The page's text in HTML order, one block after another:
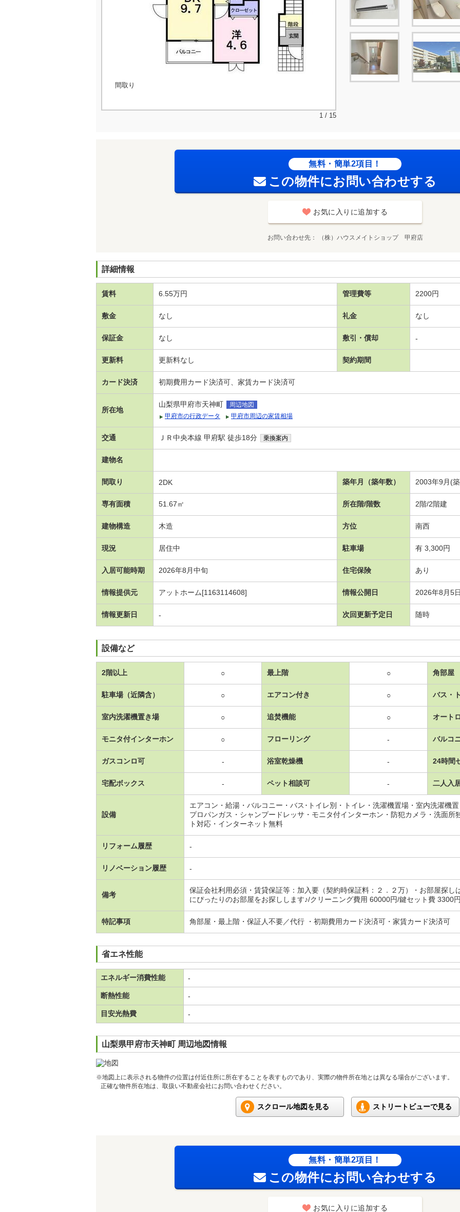
間取り
1 / 15
無料・簡単2項目！
この物件にお問い合わせする
お気に入りに追加する
お問い合わせ先 （株）ハウスメイトショップ 甲府店
詳細情報
賃料 6.55万円 管理費等 2200円
敷金 なし 礼金 なし
保証金 なし 敷引・償却 -
更新料 更新料なし 契約期間
カード決済 初期費用カード決済可、家賃カード決済可
所在地
山梨県甲府市天神町
周辺地図
甲府市の行政データ
甲府市周辺の家賃相場
交通 ＪＲ中央本線 甲府駅 徒歩18分 乗換案内
建物名
間取り 2DK 築年月（築年数） 2003年9月(
専有面積 51.67㎡ 所在階/階数 2階/2階建
建物構造 木造 方位 南西
現況 居住中 駐車場 有 3,300円
入居可能時期 2026年8月中旬 住宅保険 あり
情報提供元 アットホーム[1163114608] 情報公開日 2026年8月5
情報更新日 - 次回更新予定日 随時
設備など
2階以上 ○ 最上階 ○ 角部屋
駐車場（近隣含） ○ エアコン付き ○ バス・
室内洗濯機置き場 ○ 追焚機能 ○ オート
モニタ付インターホン ○ フローリング - バルコ
ガスコンロ可 - 浴室乾燥機 - 24時間
宅配ボックス - ペット相談可 - 二人入
設備
エアコン・給湯・バルコニー・バス･トイレ別・トイレ・洗濯機置場・室内洗濯機
プロパンガス・シャンプードレッサ・モニタ付インターホン・防犯カメラ・洗面所
ト対応・インターネット無料
リフォーム履歴 -
リノベーション履歴 -
備考
保証会社利用必須・賃貸保証等：加入要（契約時保証料：２．２万）・お部屋探し
にぴったりのお部屋をお探しします♪/クリーニング費用 60000円/鍵セット費 3300
特記事項 角部屋・最上階・保証人不要／代行 ・初期費用カード決済可・家賃カード決済可
省エネ性能
エネルギー消費性能 -
断熱性能 -
目安光熱費 -
山梨県甲府市天神町 周辺地図情報
※地図上に表示される物件の位置は付近住所に所在することを表すものであり、実際の物件所在地とは異なる場合がございます。
正確な物件所在地は、取扱い不動産会社にお問い合わせください。
スクロール地図を見る ストリートビューで見る
無料・簡単2項目！
この物件にお問い合わせする
お気に入りに追加する